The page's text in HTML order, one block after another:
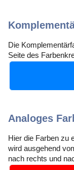
Die
Seite des
Analoges
Hier die Farben zu
wird ausgehend
nach rechts und